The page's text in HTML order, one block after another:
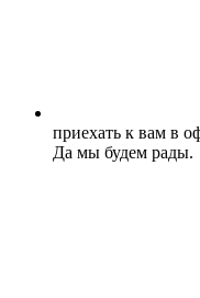
приехать к вам в
Да мы будем рады.